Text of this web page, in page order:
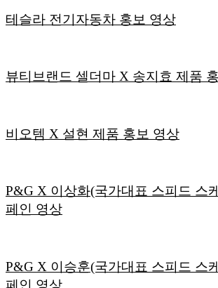
테슬라 전기자동차 홍보 영상
뷰티브랜드 셀더마 X 송지효 제품
비오템 X 설현 제품 홍보 영상
P&G X 이상화(국가대표 스피드 스
페인 영상
P&G X 이승훈(국가대표 스피드 스
페인 영상